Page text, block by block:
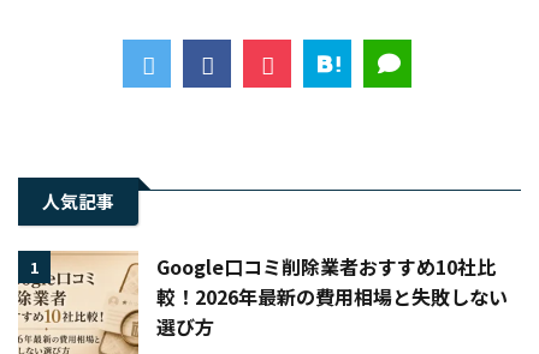
人気記事
1
Google口コミ削除業者おすすめ10社比
較！2026年最新の費用相場と失敗しない
選び方